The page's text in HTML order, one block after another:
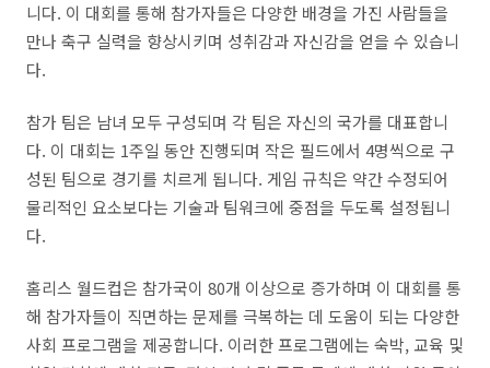
니다. 이 대회를 통해 참가자들은 다양한 배경을 가진 사람들을
만나 축구 실력을 향상시키며 성취감과 자신감을 얻을 수 있습니
다.
참가 팀은 남녀 모두 구성되며 각 팀은 자신의 국가를 대표합니
다. 이 대회는 1주일 동안 진행되며 작은 필드에서 4명씩으로 구
성된 팀으로 경기를 치르게 됩니다. 게임 규칙은 약간 수정되어
물리적인 요소보다는 기술과 팀워크에 중점을 두도록 설정됩니
다.
홈리스 월드컵은 참가국이 80개 이상으로 증가하며 이 대회를 통
해 참가자들이 직면하는 문제를 극복하는 데 도움이 되는 다양한
사회 프로그램을 제공합니다. 이러한 프로그램에는 숙박,교육 및